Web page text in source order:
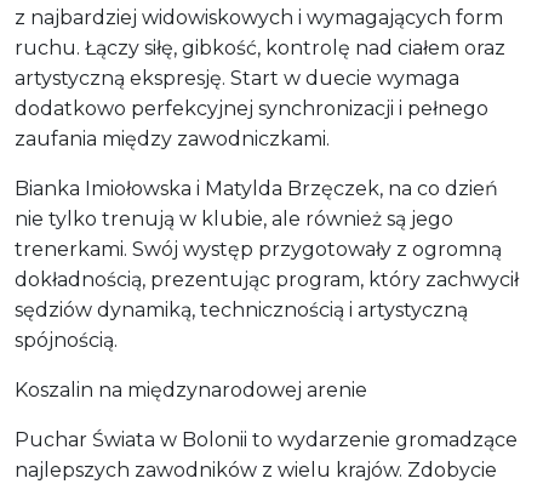
z najbardziej widowiskowych i wymagających form
ruchu. Łączy siłę, gibkość, kontrolę nad ciałem oraz
artystyczną ekspresję. Start w duecie wymaga
dodatkowo perfekcyjnej synchronizacji i pełnego
zaufania między zawodniczkami.
Bianka Imiołowska i Matylda Brzęczek, na co dzień
nie tylko trenują w klubie, ale również są jego
trenerkami. Swój występ przygotowały z ogromną
dokładnością, prezentując program, który zachwycił
sędziów dynamiką, technicznością i artystyczną
spójnością.
Koszalin na międzynarodowej arenie
Puchar Świata w Bolonii to wydarzenie gromadzące
najlepszych zawodników z wielu krajów. Zdobycie